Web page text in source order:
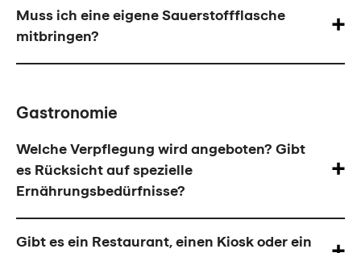
Muss ich eine eigene Sauerstoffflasche
mitbringen?
Gastronomie
Welche Verpflegung wird angeboten? Gibt
es Rücksicht auf spezielle
Ernährungsbedürfnisse?
Gibt es ein Restaurant, einen Kiosk oder ein